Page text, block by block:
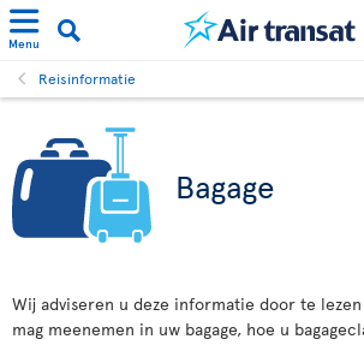
Menu
Reisinformatie
Bagage
Wij adviseren u deze informatie door te
mag meenemen in uw bagage, hoe u